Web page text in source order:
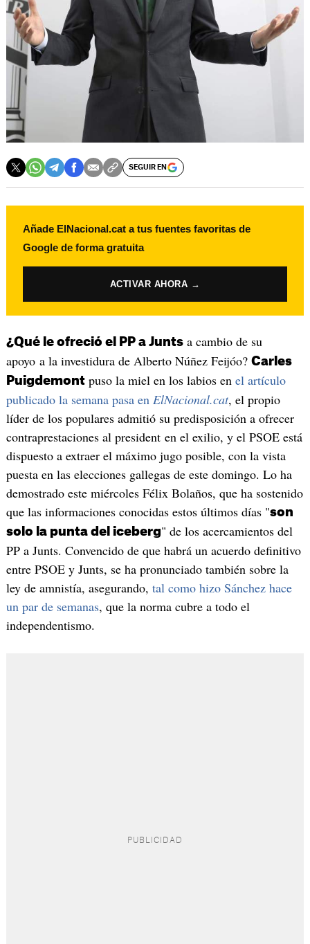
SEGUIR EN
Añade ElNacional.cat a tus fuentes favoritas de
Google de forma gratuita
ACTIVAR AHORA →
¿Qué le ofreció el PP a Juntsa cambio de su
apoyo a la investidura de Alberto Núñez Feijóo? Carles
Puigdemontpuso la miel en los labios en el artículo
publicado la semana pasa en ElNacional.cat, el propio
líder de los populares admitió su predisposición a ofrecer
contraprestaciones al president en el exilio, y el PSOE está
dispuesto a extraer el máximo jugo posible, con la vista
puesta en las elecciones gallegas de este domingo. Lo ha
demostrado este miércoles Félix Bolaños, que ha sostenido
que las informaciones conocidas estos últimos días "son
solo la punta del iceberg" de los acercamientos del
PP a Junts. Convencido de que habrá un acuerdo definitivo
entre PSOE y Junts, se ha pronunciado también sobre la
ley de amnistía, asegurando, tal como hizo Sánchez hace
un par de semanas, que la norma cubre a todo el
independentismo.